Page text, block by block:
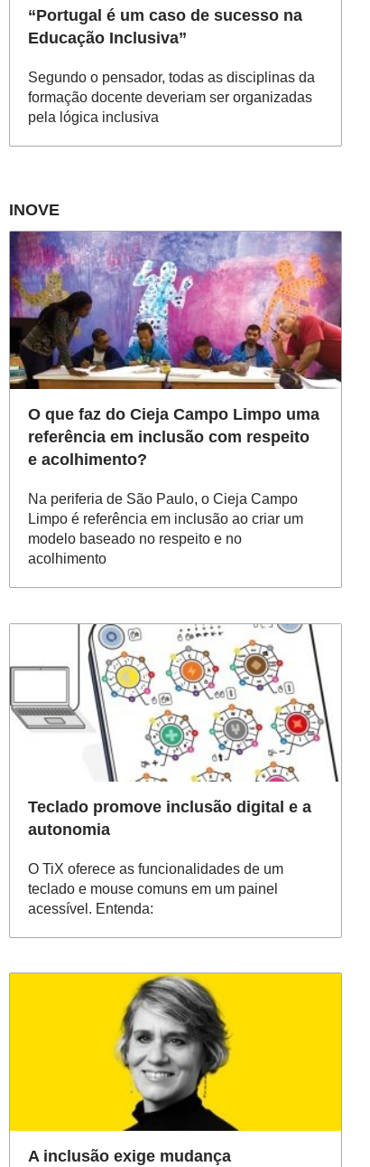
“Portugal é um caso de sucesso na
Educação Inclusiva”
Segundo o pensador, todas as disciplinas da
formação docente deveriam ser organizadas
pela lógica inclusiva
INOVE
O que faz do Cieja Campo Limpo uma
referência em inclusão com respeito
e acolhimento?
Na periferia de São Paulo, o Cieja Campo
Limpo é referência em inclusão ao criar um
modelo baseado no respeito e no
acolhimento
Teclado promove inclusão digital e a
autonomia
O TiX oferece as funcionalidades de um
teclado e mouse comuns em um painel
acessível. Entenda:
A inclusão exige mudança